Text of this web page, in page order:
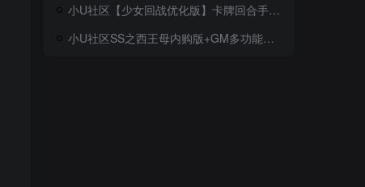
小U社区【少女回战优化版】卡牌回合手游Linux本地学习手工端+lua加解密工具+GM授权后台+搭建视频
小U社区SS之西王母内购版+GM多功能后台+搭建视频